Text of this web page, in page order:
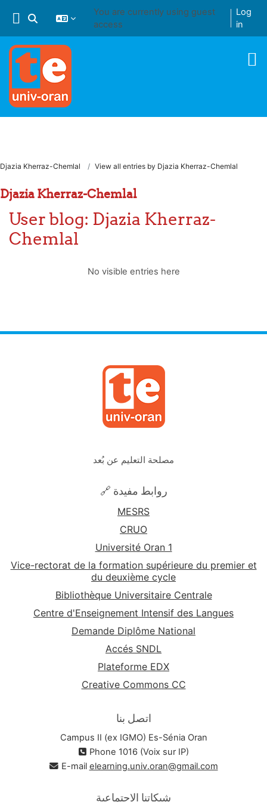
Toggle search input
You are currently using guest
access
Log
in
Djazia Kherraz-Chemlal View all entries by Djazia Kherraz-Chemlal
Djazia Kherraz-Chemlal
User blog: Djazia Kherraz-
Chemlal
No visible entries here
مصلحة التعليم عن بُعد
🔗 روابط مفيدة
MESRS
CRUO
Université Oran 1
Vice-rectorat de la formation supérieure du premier et
du deuxième cycle
Bibliothèque Universitaire Centrale
Centre d'Enseignement Intensif des Langues
Demande Diplôme National
Accés SNDL
Plateforme EDX
Creative Commons CC
اتصل بنا
Campus II (ex IGMO) Es-Sénia Oran
Phone 1016 (Voix sur IP)
E-mail elearning.univ.oran@gmail.com
شبكاتنا الاجتماعية